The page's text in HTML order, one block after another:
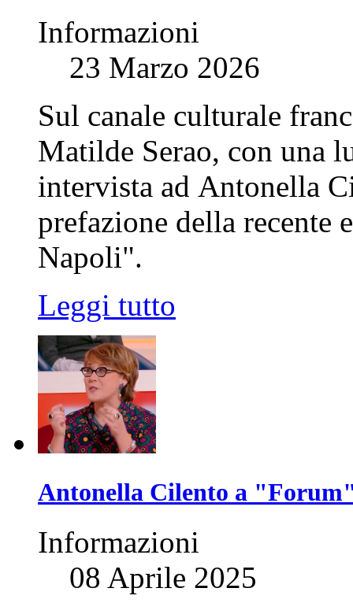
Informazioni
23 Marzo 2026
Sul canale culturale
Matilde Serao, con una
intervista ad Antonella
prefazione della recente
Napoli".
Leggi tutto
Antonella Cilento a
Informazioni
08 Aprile 2025